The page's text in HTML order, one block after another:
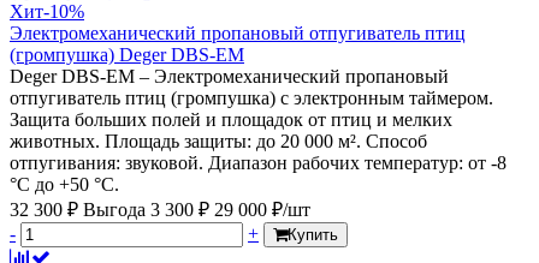
Хит-10%
Электромеханический пропановый отпугиватель птиц
(громпушка) Deger DBS-EM
Deger DBS-EM – Электромеханический пропановый
отпугиватель птиц (громпушка) с электронным таймером.
Защита больших полей и площадок от птиц и мелких
животных. Площадь защиты: до 20 000 м². Способ
отпугивания: звуковой. Диапазон рабочих температур: от -8
°С до +50 °С.
32 300 ₽ Выгода 3 300 ₽ 29 000 ₽/шт
-
+ Купить